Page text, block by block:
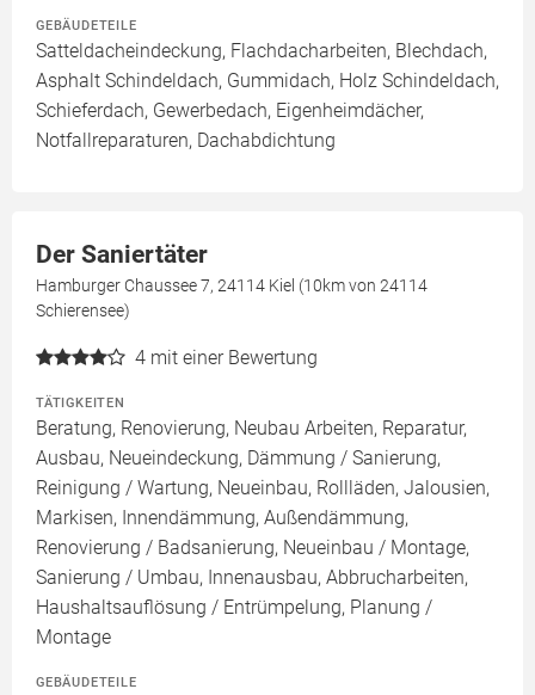
GEBÄUDETEILE
Satteldacheindeckung, Flachdacharbeiten, Blechdach,
Asphalt Schindeldach, Gummidach, Holz Schindeldach,
Schieferdach, Gewerbedach, Eigenheimdächer,
Notfallreparaturen, Dachabdichtung
Der Saniertäter
Hamburger Chaussee 7, 24114 Kiel (10km von 24114
Schierensee)
4 mit einer Bewertung
TÄTIGKEITEN
Beratung, Renovierung, Neubau Arbeiten, Reparatur,
Ausbau, Neueindeckung, Dämmung / Sanierung,
Reinigung / Wartung, Neueinbau, Rollläden, Jalousien,
Markisen, Innendämmung, Außendämmung,
Renovierung / Badsanierung, Neueinbau / Montage,
Sanierung / Umbau, Innenausbau, Abbrucharbeiten,
Haushaltsauflösung / Entrümpelung, Planung /
Montage
GEBÄUDETEILE